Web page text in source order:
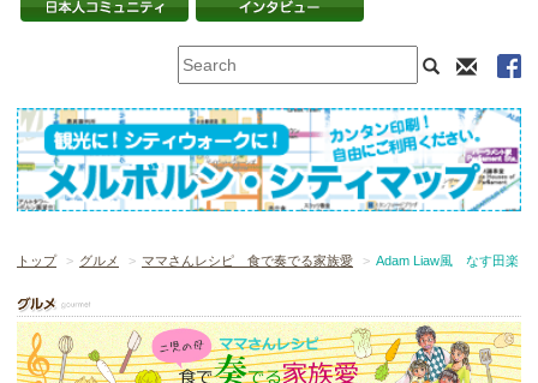
トップ グルメ ママさんレシピ 食で奏でる家族愛 Adam Liaw風 なす田楽